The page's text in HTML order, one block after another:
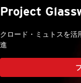
Project
クロード・ミュトスを活
進